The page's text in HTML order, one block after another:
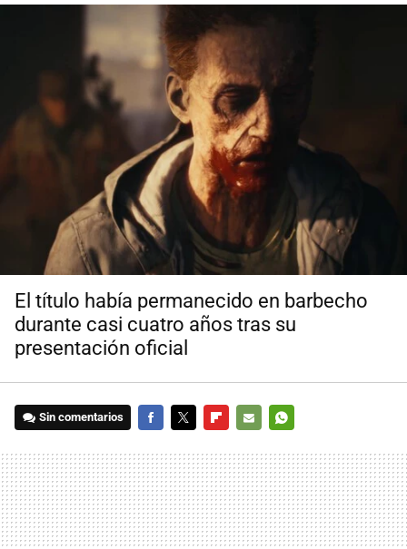
El título había permanecido en barbecho
durante casi cuatro años tras su
presentación oficial
Sin comentarios
MAIL